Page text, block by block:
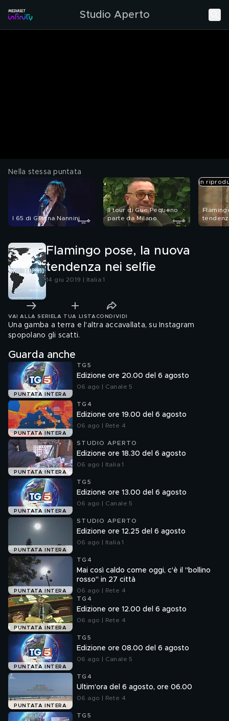
Studio Aperto
Nella stessa puntata
I 65 di Gianna Nannini
Il tour di Gue Pequeno
parte da Milano
in
Flamingo pose, la nuova
tendenza nei selfie
14 giu 2019 | Italia 1
VAI ALLA SERIE LA TUA LISTA CONDIVIDI
Una gamba a terra e l'altra accavallata, su Instagram
spopolano gli scatti.
Guarda anche
PUNTATA INTERA
TG5
Edizione ore 20.00 del 6 agosto
06 ago | Canale 5
PUNTATA INTERA
TG4
Edizione ore 19.00 del 6 agosto
06 ago | Rete 4
PUNTATA INTERA
STUDIO APERTO
Edizione ore 18.30 del 6 agosto
06 ago | Italia 1
PUNTATA INTERA
TG5
Edizione ore 13.00 del 6 agosto
06 ago | Canale 5
PUNTATA INTERA
STUDIO APERTO
Edizione ore 12.25 del 6 agosto
06 ago | Italia 1
PUNTATA INTERA
TG4
Mai così caldo come oggi, c'è il "bollino
rosso" in 27 città
06 ago | Rete 4
PUNTATA INTERA
TG4
Edizione ore 12.00 del 6 agosto
06 ago | Rete 4
PUNTATA INTERA
TG5
Edizione ore 08.00 del 6 agosto
06 ago | Canale 5
PUNTATA INTERA
TG4
Ultim'ora del 6 agosto, ore 06.00
06 ago | Rete 4
TG5